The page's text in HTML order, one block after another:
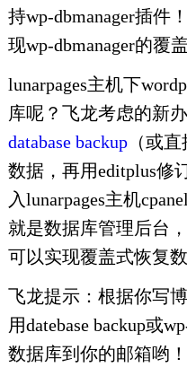
持wp-dbmanager插件
现wp-dbmanager的覆
lunarpages主机下
库呢？飞龙考虑的新
database backup（或直
数据，再用editplus修
入lunarpages主机
就是数据库管理后台
可以实现覆盖式恢复数
飞龙提示：根据你写
用datebase backup或
数据库到你的邮箱哟！